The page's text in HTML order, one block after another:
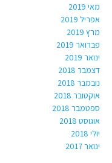
מאי 2019
אפריל 2019
מרץ 2019
פברואר 2019
ינואר 2019
דצמבר 2018
נובמבר 2018
אוקטובר 2018
ספטמבר 2018
אוגוסט 2018
יולי 2018
ינואר 2017